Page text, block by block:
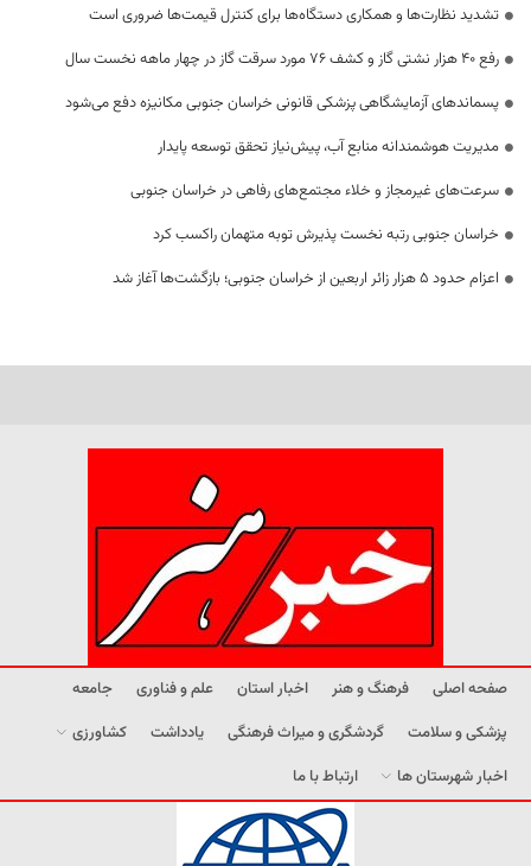
تشدید نظارت‌ها و همکاری دستگاه‌ها برای کنترل قیمت‌ها ضروری است
رفع 40 هزار نشتی گاز و کشف 76 مورد سرقت گاز در چهار ماهه نخست سال
پسماندهای آزمایشگاهی پزشکی قانونی خراسان جنوبی مکانیزه دفع می‌شود
مدیریت هوشمندانه منابع آب، پیش‌نیاز تحقق توسعه پایدار
سرعت‌های غیرمجاز و خلاء مجتمع‌های رفاهی در خراسان جنوبی
خراسان جنوبی رتبه نخست پذیرش توبه متهمان راکسب کرد
اعزام حدود 5 هزار زائر اربعین از خراسان جنوبی؛ بازگشت‌ها آغاز شد
صفحه اصلی فرهنگ و هنر اخبار استان علم و فناوری
جامعه
پزشکی و سلامت
گردشگری و میراث فرهنگی یادداشت
کشاورزی
اخبار شهرستان ها
ارتباط با ما